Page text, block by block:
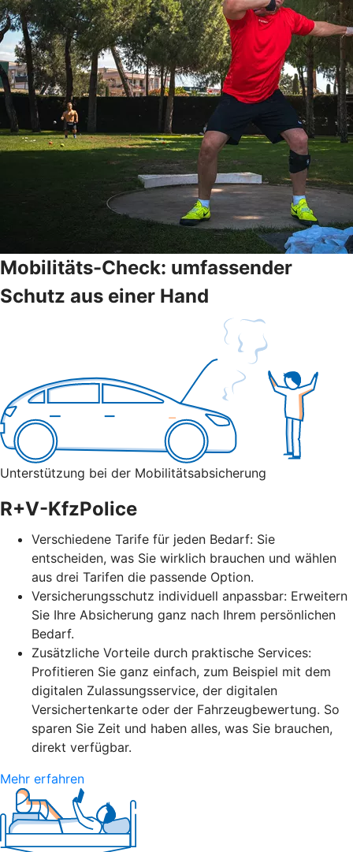
Mobilitäts-Check: umfassender
Schutz aus einer Hand
Unterstützung bei der Mobilitätsabsicherung
R+V-KfzPolice
Verschiedene Tarife für jeden Bedarf: Sie
entscheiden, was Sie wirklich brauchen und wählen
aus drei Tarifen die passende Option.
Versicherungsschutz individuell anpassbar: Erweitern
Sie Ihre Absicherung ganz nach Ihrem persönlichen
Bedarf.
Zusätzliche Vorteile durch praktische Services:
Profitieren Sie ganz einfach, zum Beispiel mit dem
digitalen Zulassungsservice, der digitalen
Versichertenkarte oder der Fahrzeugbewertung. So
sparen Sie Zeit und haben alles, was Sie brauchen,
direkt verfügbar.
Mehr erfahren